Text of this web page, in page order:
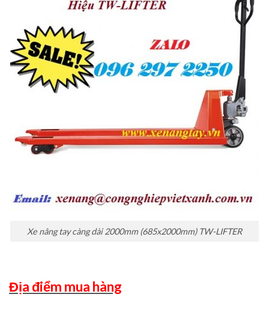
Xe nâng tay càng dài 2000mm (685x2000mm) TW-LIFTER
Địa điểm mua hàng